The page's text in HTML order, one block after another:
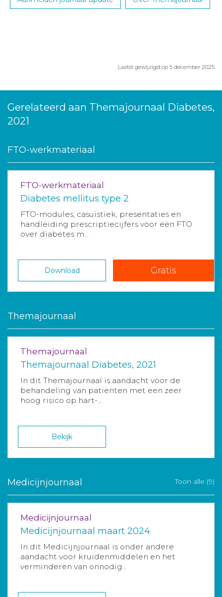
Laatst gewijzigd op 5 december 2025
Gerelateerd aan Themajournaal Diabetes,
2021
FTO-werkmateriaal
FTO-werkmateriaal
Diabetes mellitus type 2
FTO-modules, casuïstiek, presentaties en
handleiding prescriptiecijfers voor een FTO
over diabetes m...
Download Gratis
Themajournaal
Themajournaal
Themajournaal Diabetes, 2021
In dit Themajournaal is aandacht voor de
behandeling van patiënten met een zeer
hoog risico op hart-...
Bekijk
Medicijnjournaal Toon alle (9)
Medicijnjournaal
Medicijnjournaal maart 2024
In dit Medicijnjournaal is onder andere
aandacht voor kruidenmiddelen en het
verminderen van onnodig...